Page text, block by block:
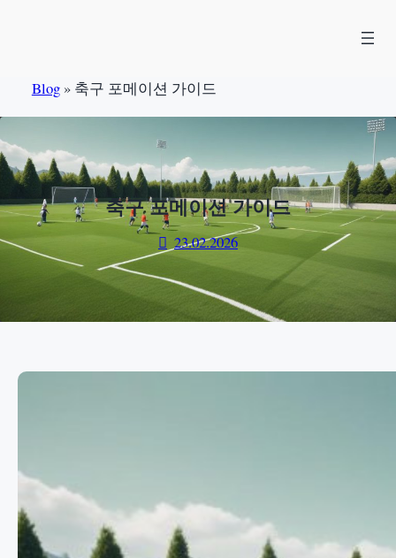
Blog» 축구 포메이션 가이드
축구 포메이션 가이드
23.02.2026